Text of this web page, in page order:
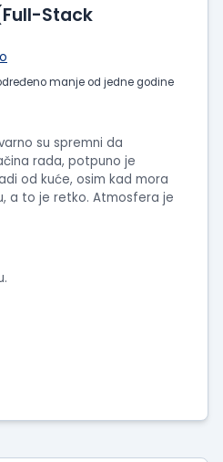
Stack
manje od jedne godine
su spremni da
rada, potpuno je
od kuće, osim kad mora
a to je retko. Atmosfera je